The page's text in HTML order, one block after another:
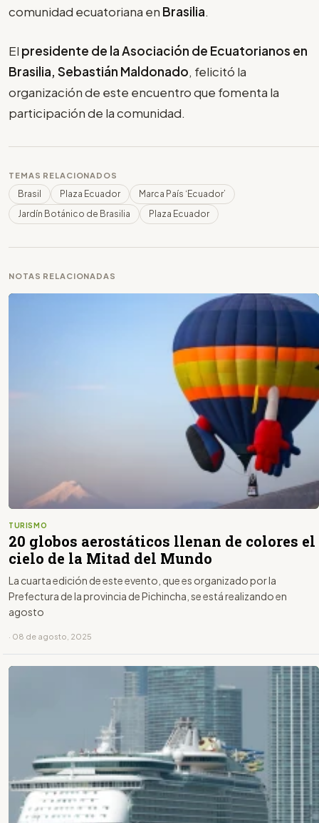
comunidad ecuatoriana en Brasilia.
El presidente de la Asociación de Ecuatorianos en
Brasilia, Sebastián Maldonado, felicitó la
organización de este encuentro que fomenta la
participación de la comunidad.
TEMAS RELACIONADOS
Brasil Plaza Ecuador
Marca País ‘Ecuador’
Jardín Botánico de Brasilia
Plaza Ecuador
NOTAS RELACIONADAS
TURISMO
20 globos aerostáticos llenan de colores el
cielo de la Mitad del Mundo
La cuarta edición de este evento, que es organizado por la
Prefectura de la provincia de Pichincha, se está realizando en
agosto
· 08 de agosto, 2025